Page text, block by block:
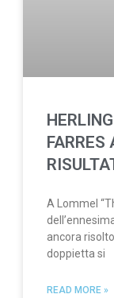
A Lommel
ancora
doppietta si
READ MORE »